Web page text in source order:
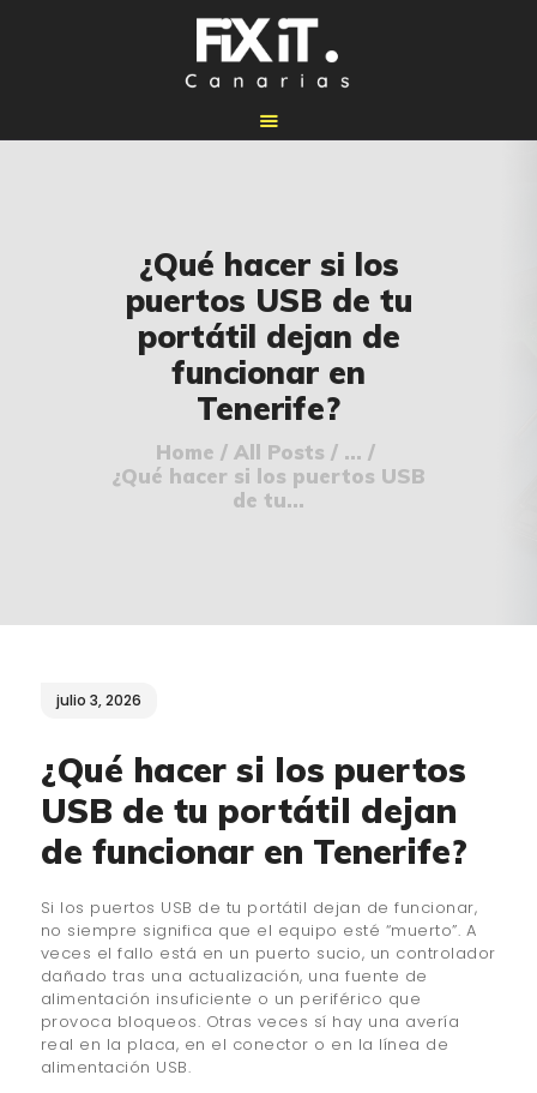
¿Qué hacer si los
puertos USB de tu
portátil dejan de
funcionar en
Tenerife?
Home All Posts
...
¿Qué hacer si los puertos USB
de tu...
🔧 REPARACIONES
🛠️ SERVICIOS
ADICIONALES
👉 SOLICITAR
PRESUPUESTO
📞 CONTACTOS
✅ UBICACIONES
julio 3, 2026
¿Qué hacer si los puertos
USB de tu portátil dejan
de funcionar en Tenerife?
Si los puertos USB de tu portátil dejan de funcionar,
no siempre significa que el equipo esté “muerto”. A
veces el fallo está en un puerto sucio, un controlador
dañado tras una actualización, una fuente de
alimentación insuficiente o un periférico que
provoca bloqueos. Otras veces sí hay una avería
real en la placa, en el conector o en la línea de
alimentación USB.